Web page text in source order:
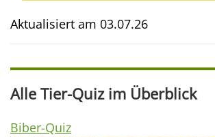
Aktualisiert am 03.07.26
Alle Tier-Quiz im Überblick
Biber-Quiz